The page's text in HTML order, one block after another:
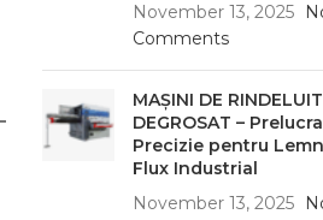
November 13, 2025
Comments
MAȘINI DE
DEGROSAT –
Precizie pentru
Flux Industrial
November 13, 2025